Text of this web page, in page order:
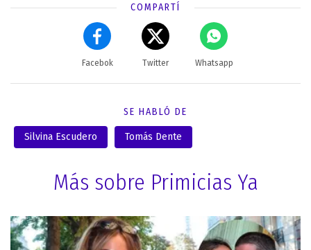
COMPARTÍ
Facebok Twitter Whatsapp
SE HABLÓ DE
Silvina Escudero Tomás Dente
Más sobre Primicias Ya